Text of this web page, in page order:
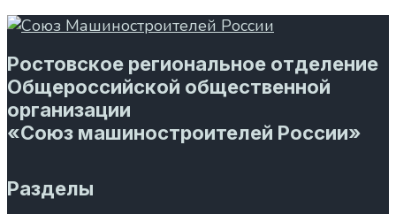
Ростовское региональное отделение
Общероссийской общественной
организации
«Союз машиностроителей России»
Разделы